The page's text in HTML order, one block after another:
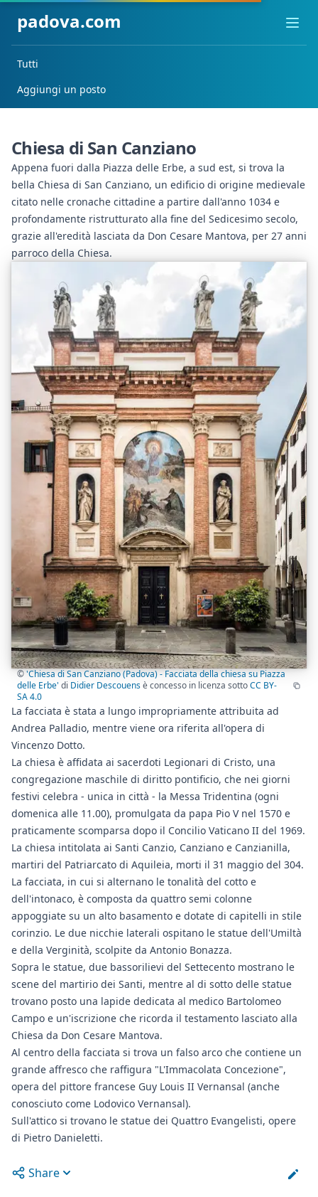
padova.com
Tutti
Aggiungi un posto
Chiesa di San Canziano
Appena fuori dalla Piazza delle Erbe, a sud est, si trova la
bella Chiesa di San Canziano, un edificio di origine medievale
citato nelle cronache cittadine a partire dall'anno 1034 e
profondamente ristrutturato alla fine del Sedicesimo secolo,
grazie all'eredità lasciata da Don Cesare Mantova, per 27 anni
parroco della Chiesa.
©'Chiesa di San Canziano (Padova) - Facciata della chiesa su Piazza
delle Erbe' di Didier Descouensè concesso in licenza sottoCC BY-
SA 4.0
La facciata è stata a lungo impropriamente attribuita ad
Andrea Palladio, mentre viene ora riferita all'opera di
Vincenzo Dotto.
La chiesa è affidata ai sacerdoti Legionari di Cristo, una
congregazione maschile di diritto pontificio, che nei giorni
festivi celebra - unica in città - la Messa Tridentina (ogni
domenica alle 11.00), promulgata da papa Pio V nel 1570 e
praticamente scomparsa dopo il Concilio Vaticano II del 1969.
La chiesa intitolata ai Santi Canzio, Canziano e Canzianilla,
martiri del Patriarcato di Aquileia, morti il 31 maggio del 304.
La facciata, in cui si alternano le tonalità del cotto e
dell'intonaco, è composta da quattro semi colonne
appoggiate su un alto basamento e dotate di capitelli in stile
corinzio. Le due nicchie laterali ospitano le statue dell'Umiltà
e della Verginità, scolpite da Antonio Bonazza.
Sopra le statue, due bassorilievi del Settecento mostrano le
scene del martirio dei Santi, mentre al di sotto delle statue
trovano posto una lapide dedicata al medico Bartolomeo
Campo e un'iscrizione che ricorda il testamento lasciato alla
Chiesa da Don Cesare Mantova.
Al centro della facciata si trova un falso arco che contiene un
grande affresco che raffigura "L'Immacolata Concezione",
opera del pittore francese Guy Louis II Vernansal (anche
conosciuto come Lodovico Vernansal).
Sull'attico si trovano le statue dei Quattro Evangelisti, opere
di Pietro Danieletti.
Open options
Share